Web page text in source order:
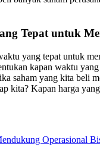
Tepat untuk
yang tepat untuk
kapan waktu
saham yang kita beli
kita? Kapan harga
Operasional